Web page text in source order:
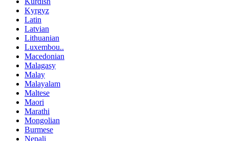
Kyrgyz
Latin
Latvian
Lithuanian
Luxembou..
Macedonian
Malagasy
Malay
Malayalam
Maltese
Maori
Marathi
Mongolian
Burmese
Nepali